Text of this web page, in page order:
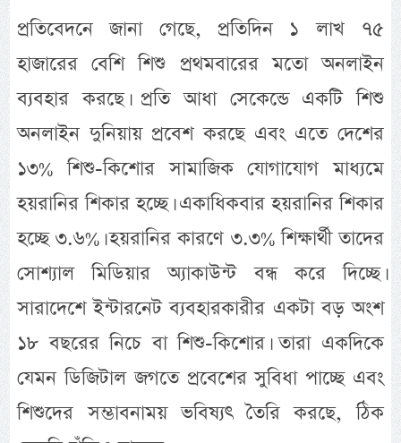
প্রতিবেদনে জানা গেছে, প্রতিদিন ১ লাখ ৭৫
হাজারের বেশি শিশু প্রথমবারের মতো অনলাইন
ব্যবহার করছে। প্রতি আধা সেকেন্ডে একটি শিশু
অনলাইন দুনিয়ায় প্রবেশ করছে এবং এতে দেশের
১৩% শিশু-কিশোর সামাজিক যোগাযোগ মাধ্যমে
হয়রানির শিকার হচ্ছে। একাধিকবার হয়রানির শিকার
হচ্ছে ৩.৬%। হয়রানির কারণে ৩.৩% শিক্ষার্থী তাদের
সোশ্যাল মিডিয়ার অ্যাকাউন্ট বন্ধ করে দিচ্ছে।
সারাদেশে ইন্টারনেট ব্যবহারকারীর একটা বড় অংশ
১৮ বছরের নিচে বা শিশু-কিশোর। তারা একদিকে
যেমন ডিজিটাল জগতে প্রবেশের সুবিধা পাচ্ছে এবং
শিশুদের সম্ভাবনাময় ভবিষ্যৎ তৈরি করছে, ঠিক